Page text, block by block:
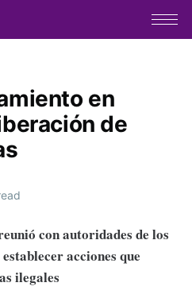
en
de
con autoridades de los
acciones que
ilegales